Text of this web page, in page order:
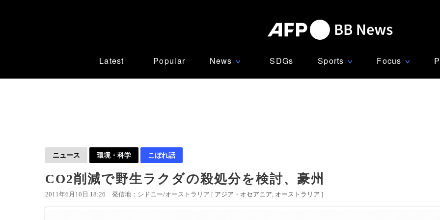
Latest Popular News ∨ SDGs Sports ∨ Focus ∨
ニュース 環境・科学 こぼれ話
CO2削減で野生ラクダの殺処分を検討、豪州
2011年6月10日 18:26 発信地：シドニー/オーストラリア [ アジア・オセアニア オーストラリア ]